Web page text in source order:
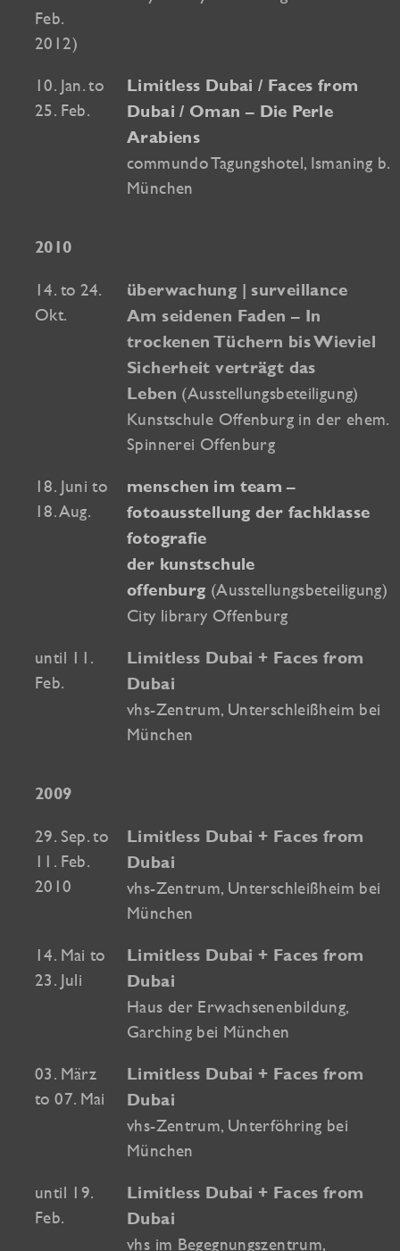
Feb.
2012)
10. Jan. to
25. Feb.
Limitless Dubai / Faces from
Dubai / Oman – Die Perle
Arabiens
commundo Tagungshotel, Ismaning b.
München
2010
14. to 24.
Okt.
überwachung | surveillance
Am seidenen Faden – In
trockenen Tüchern bis Wieviel
Sicherheit verträgt das
Leben (Ausstellungsbeteiligung)
Kunstschule Offenburg in der ehem.
Spinnerei Offenburg
18. Juni to
18. Aug.
menschen im team –
fotoausstellung der fachklasse
fotografie
der kunstschule
offenburg (Ausstellungsbeteiligung)
City library Offenburg
until 11.
Feb.
Limitless Dubai + Faces from
Dubai
vhs-Zentrum, Unterschleißheim bei
München
2009
29. Sep. to
11. Feb.
2010
Limitless Dubai + Faces from
Dubai
vhs-Zentrum, Unterschleißheim bei
München
14. Mai to
23. Juli
Limitless Dubai + Faces from
Dubai
Haus der Erwachsenenbildung,
Garching bei München
03. März
to 07. Mai
Limitless Dubai + Faces from
Dubai
vhs-Zentrum, Unterföhring bei
München
until 19.
Feb.
Limitless Dubai + Faces from
Dubai
vhs im Begegnungszentrum,